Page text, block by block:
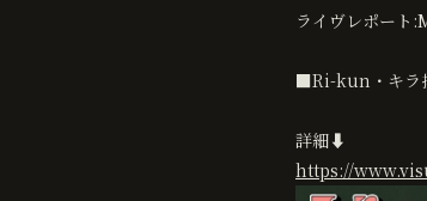
ライヴレポート
■Ri-kun・キラ
詳細⬇️
https://